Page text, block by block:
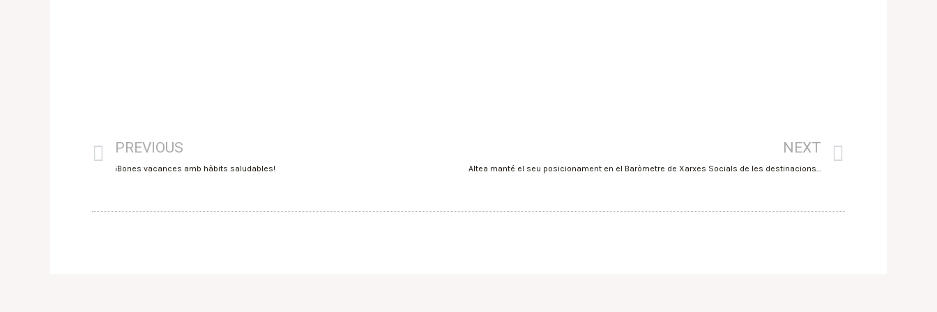
PREVIOUS
¡Bones vacances amb hàbits saludables!
NEXT
Altea manté el seu posicionament en el Baròmetre de Xarxes Socials de les destinacions turístiques de la Comunitat Valenciana